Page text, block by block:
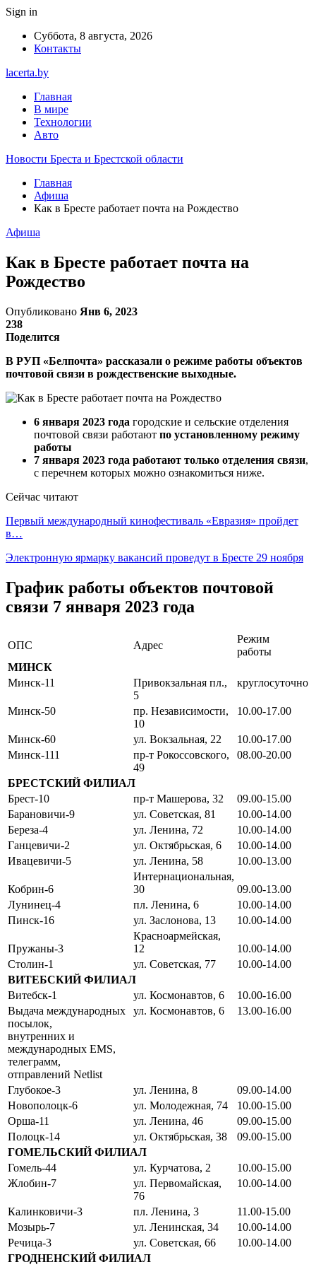
Sign in
Суббота, 8 августа, 2026
Контакты
lacerta.by
Главная
В мире
Технологии
Авто
Новости Бреста и Брестской области
Главная
Афиша
Как в Бресте работает почта на Рождество
Афиша
Как в Бресте работает почта на
Рождество
Опубликовано Янв 6, 2023
238
Поделится
В РУП «Белпочта» рассказали о режиме работы объектов
почтовой связи в рождественские выходные.
6 января 2023 года городские и сельские отделения
почтовой связи работают по установленному режиму
работы
7 января 2023 года работают только отделения связи,
с перечнем которых можно ознакомиться ниже.
Сейчас читают
Первый международный кинофестиваль «Евразия» пройдет
в…
Электронную ярмарку вакансий проведут в Бресте 29 ноября
График работы объектов почтовой
связи 7 января 2023 года
ОПС Адрес
Режим
работы
МИНСК
Минск-11
Привокзальная пл.,
5
круглосуточно
Минск-50
пр. Независимости,
10
10.00-17.00
Минск-60 ул. Вокзальная, 22
10.00-17.00
Минск-111
пр-т Рокоссовского,
49
08.00-20.00
БРЕСТСКИЙ ФИЛИАЛ
Брест-10
пр-т Машерова, 32
09.00-15.00
Барановичи-9
ул. Советская, 81
10.00-14.00
Береза-4
ул. Ленина, 72
10.00-14.00
Ганцевичи-2
ул. Октябрьская, 6
10.00-14.00
Ивацевичи-5
ул. Ленина, 58 10.00-13.00
Кобрин-6
Интернациональная,
30
09.00-13.00
Лунинец-4
пл. Ленина, 6
10.00-14.00
Пинск-16
ул. Заслонова, 13 10.00-14.00
Пружаны-3
Красноармейская,
12
10.00-14.00
Столин-1
ул. Советская, 77
10.00-14.00
ВИТЕБСКИЙ ФИЛИАЛ
Витебск-1
ул. Космонавтов, 6
10.00-16.00
Выдача международных
посылок,
внутренних и
международных EMS,
телеграмм,
отправлений Netlist
ул. Космонавтов, 6 13.00-16.00
Глубокое-3 ул. Ленина, 8
09.00-14.00
Новополоцк-6
ул. Молодежная, 74
10.00-15.00
Орша-11
ул. Ленина, 46
09.00-15.00
Полоцк-14
ул. Октябрьская, 38
09.00-15.00
ГОМЕЛЬСКИЙ ФИЛИАЛ
Гомель-44
ул. Курчатова, 2
10.00-15.00
Жлобин-7
ул. Первомайская,
76
10.00-14.00
Калинковичи-3 пл. Ленина, 3
11.00-15.00
Мозырь-7
ул. Ленинская, 34
10.00-14.00
Речица-3
ул. Советская, 66
10.00-14.00
ГРОДНЕНСКИЙ ФИЛИАЛ